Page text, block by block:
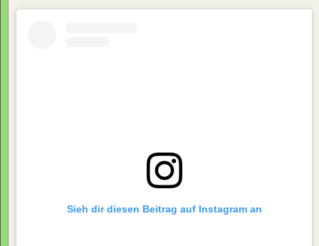
Sieh dir diesen Beitrag auf Instagram an